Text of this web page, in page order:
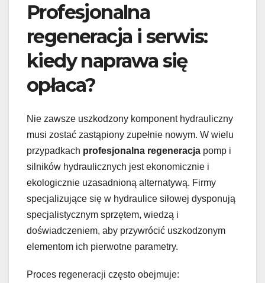
Profesjonalna
regeneracja i serwis:
kiedy naprawa się
opłaca?
Nie zawsze uszkodzony komponent hydrauliczny
musi zostać zastąpiony zupełnie nowym. W wielu
przypadkach profesjonalna regeneracja pomp i
silników hydraulicznych jest ekonomicznie i
ekologicznie uzasadnioną alternatywą. Firmy
specjalizujące się w hydraulice siłowej dysponują
specjalistycznym sprzętem, wiedzą i
doświadczeniem, aby przywrócić uszkodzonym
elementom ich pierwotne parametry.
Proces regeneracji często obejmuje: